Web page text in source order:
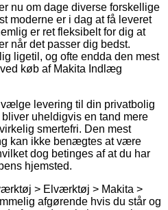
nu om dage diverse forskellige
moderne er i dag at få leveret
er ret fleksibelt for dig at
når det passer dig bedst.
ligetil, og ofte endda den mest
køb af Makita Indlæg
levering til din privatbolig
uheldigvis en tand mere
smertefri. Den mest
kan ikke benægtes at være
dog betinges af at du har
hjemsted.
> Elværktøj > Makita >
afgørende hvis du står og